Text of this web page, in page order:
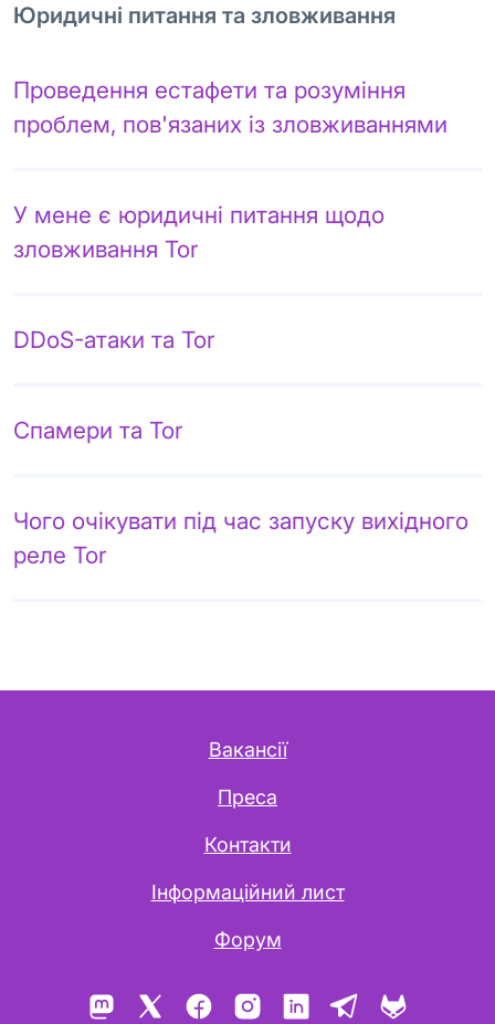
Юридичні питання та зловживання
Проведення естафети та розуміння
проблем, пов'язаних із зловживаннями
У мене є юридичні питання щодо
зловживання Tor
DDoS-атаки та Tor
Спамери та Tor
Чого очікувати під час запуску вихідного
реле Tor
Вакансії
Преса
Контакти
Інформаційний лист
Форум
Mastodon FacebookInstagramLinkedInTelegram